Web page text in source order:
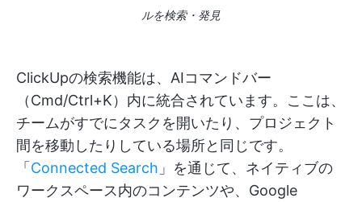
ルを検索・発見
ClickUpの検索機能は、AIコマンドバー
（Cmd/Ctrl+K）内に統合されています。ここは、
チームがすでにタスクを開いたり、プロジェクト
間を移動したりしている場所と同じです。
「 Connected Search 」を通じて、ネイティブの
ワークスペース内のコンテンツや、Google